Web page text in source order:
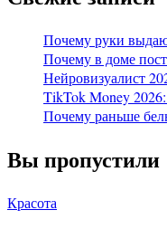
Почему руки
Почему в доме
Нейровизуалист
TikTok Money
Почему раньше
Вы пропустили
Красота